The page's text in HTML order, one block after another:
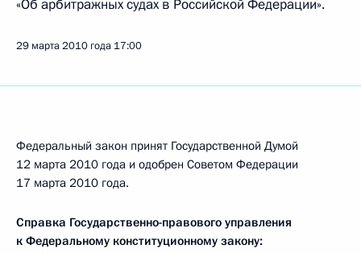
«Об арбитражных судах в Российской Федерации».
29 марта 2010 года 17:00
Федеральный закон принят Государственной Думой
12 марта 2010 года и одобрен Советом Федерации
17 марта 2010 года.
Справка Государственно-правового управления
к Федеральному конституционному закону: